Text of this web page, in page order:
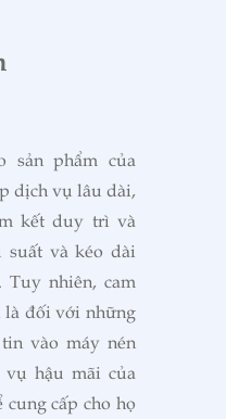
sản phẩm của
dịch vụ lâu dài,
kết duy trì và
suất và kéo dài
nhiên, cam
là đối với những
vào máy nén
vụ hậu mãi của
cấp cho họ